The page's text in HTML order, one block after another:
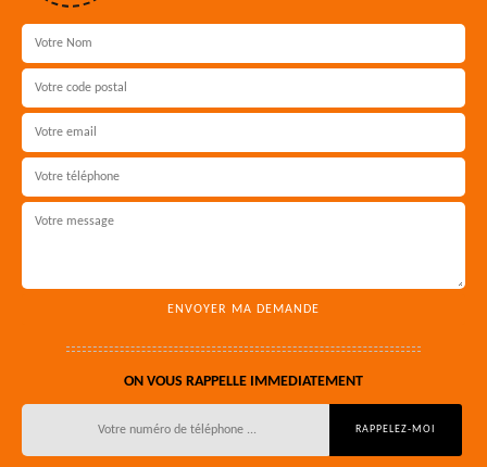
ON VOUS RAPPELLE IMMEDIATEMENT